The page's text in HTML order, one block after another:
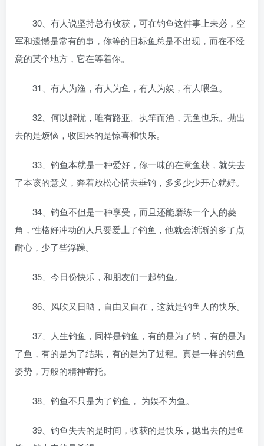
30、有人说坚持总有收获，可在钓鱼这件事上未必，空
军和遗憾是常有的事，你等的目标鱼总是不出现，而在不经
意的某个地方，它在等着你。
31、有人为渔，有人为鱼，有人为娱，有人喂鱼。
32、何以解忧，唯有路亚。执竿而渔，无鱼也乐。抛出
去的是烦恼，收回来的是惊喜和快乐。
33、钓鱼本就是一种爱好，你一味的在意鱼获，就失去
了本该的意义，奔着放松心情去垂钓，多多少少开心就好。
34、钓鱼不但是一种享受，而且还能磨练一个人的菱
角，性格好冲动的人只要爱上了钓鱼，他就会渐渐的多了点
耐心，少了些浮躁。
35、今日份快乐，和朋友们一起钓鱼。
36、风吹又日晒，自由又自在，这就是钓鱼人的快乐。
37、人生钓鱼，同样是钓鱼，有的是为了钓，有的是为
了鱼，有的是为了结果，有的是为了过程。真是一样的钓鱼
姿势，万般的精神寄托。
38、钓鱼不只是为了钓鱼， 为娱不为鱼。
39、钓鱼失去的是时间，收获的是快乐，抛出去的是鱼